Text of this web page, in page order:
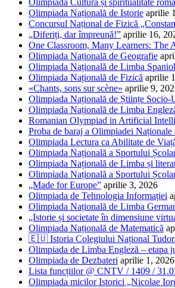
Olimpiada Cultură și spiritualitate
Olimpiada Națională de Istorie aprilie
Concursul Național de Fizică
„Diferiți, dar împreună!” aprilie 16,
One Classroom, Many Learners:
Olimpiada Națională de Geografie
Olimpiada Națională de Limba
Olimpiada Națională de Fizică aprilie
«Chants, sons sur scène» aprilie 9,
Olimpiada Națională de Științe
Olimpiada Națională de Limba
Romanian Olympiad in Artificial
Proba de baraj a Olimpiadei Naționale
Olimpiada Lectura ca Abilitate de
Olimpiada Națională a Sportului
Olimpiada Națională de Limba și
Olimpiada Națională a Sportului
„Made for Europe” aprilie 3, 2026
Olimpiada de Tehnologia Informației
Olimpiada Națională de Limba
„Istorie și societate în dimensiune
Olimpiada Națională de Matematică
🇪🇺 Istoria Colegiului Național Tudor
Olimpiada de Limba Engleză – etapa
Olimpiada de Dezbateri aprilie 1, 2026
Lista funcțiilor @ CNTV / 1409 /
Olimpiada micilor Istorici „Nicolae